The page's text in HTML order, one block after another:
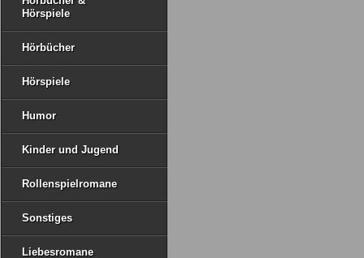
Hörspiele
Hörbücher
Hörspiele
Humor
Kinder und Jugend
Rollenspielromane
Sonstiges
Liebesromane